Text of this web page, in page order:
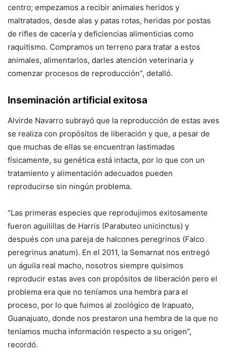
centro; empezamos a recibir animales heridos y
maltratados, desde alas y patas rotas, heridas por postas
de rifles de cacería y deficiencias alimenticias como
raquitismo. Compramos un terreno para tratar a estos
animales, alimentarlos, darles atención veterinaria y
comenzar procesos de reproducción”, detalló.
Inseminación artificial exitosa
Alvirde Navarro subrayó que la reproducción de estas aves
se realiza con propósitos de liberación y que, a pesar de
que muchas de ellas se encuentran lastimadas
físicamente, su genética está intacta, por lo que con un
tratamiento y alimentación adecuados pueden
reproducirse sin ningún problema.
“Las primeras especies que reprodujimos exitosamente
fueron aguilillas de Harris (Parabuteo unicinctus) y
después con una pareja de halcones peregrinos (Falco
peregrinus anatum). En el 2011, la Semarnat nos entregó
un águila real macho, nosotros siempre quisimos
reproducir estas aves con propósitos de liberación pero el
problema era que no teníamos una hembra para el
proceso, por lo que fuimos al zoológico de Irapuato,
Guanajuato, donde nos prestaron una hembra de la que no
teníamos mucha información respecto a su origen”,
recordó.